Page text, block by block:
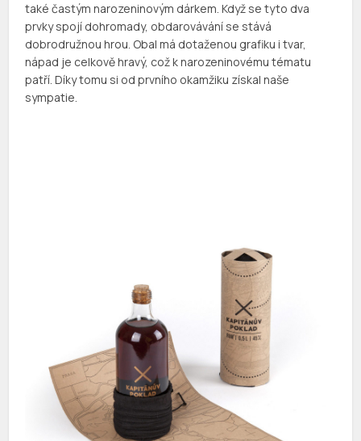
také častým narozeninovým dárkem. Když se tyto dva
prvky spojí dohromady, obdarovávání se stává
dobrodružnou hrou. Obal má dotaženou grafiku i tvar,
nápad je celkově hravý, což k narozeninovému tématu
patří. Díky tomu si od prvního okamžiku získal naše
sympatie.